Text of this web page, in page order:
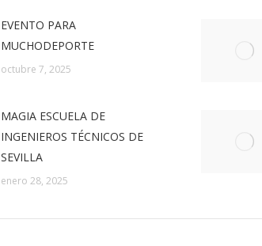
EVENTO PARA
MUCHODEPORTE
octubre 7, 2025
MAGIA ESCUELA DE
INGENIEROS TÉCNICOS DE
SEVILLA
enero 28, 2025